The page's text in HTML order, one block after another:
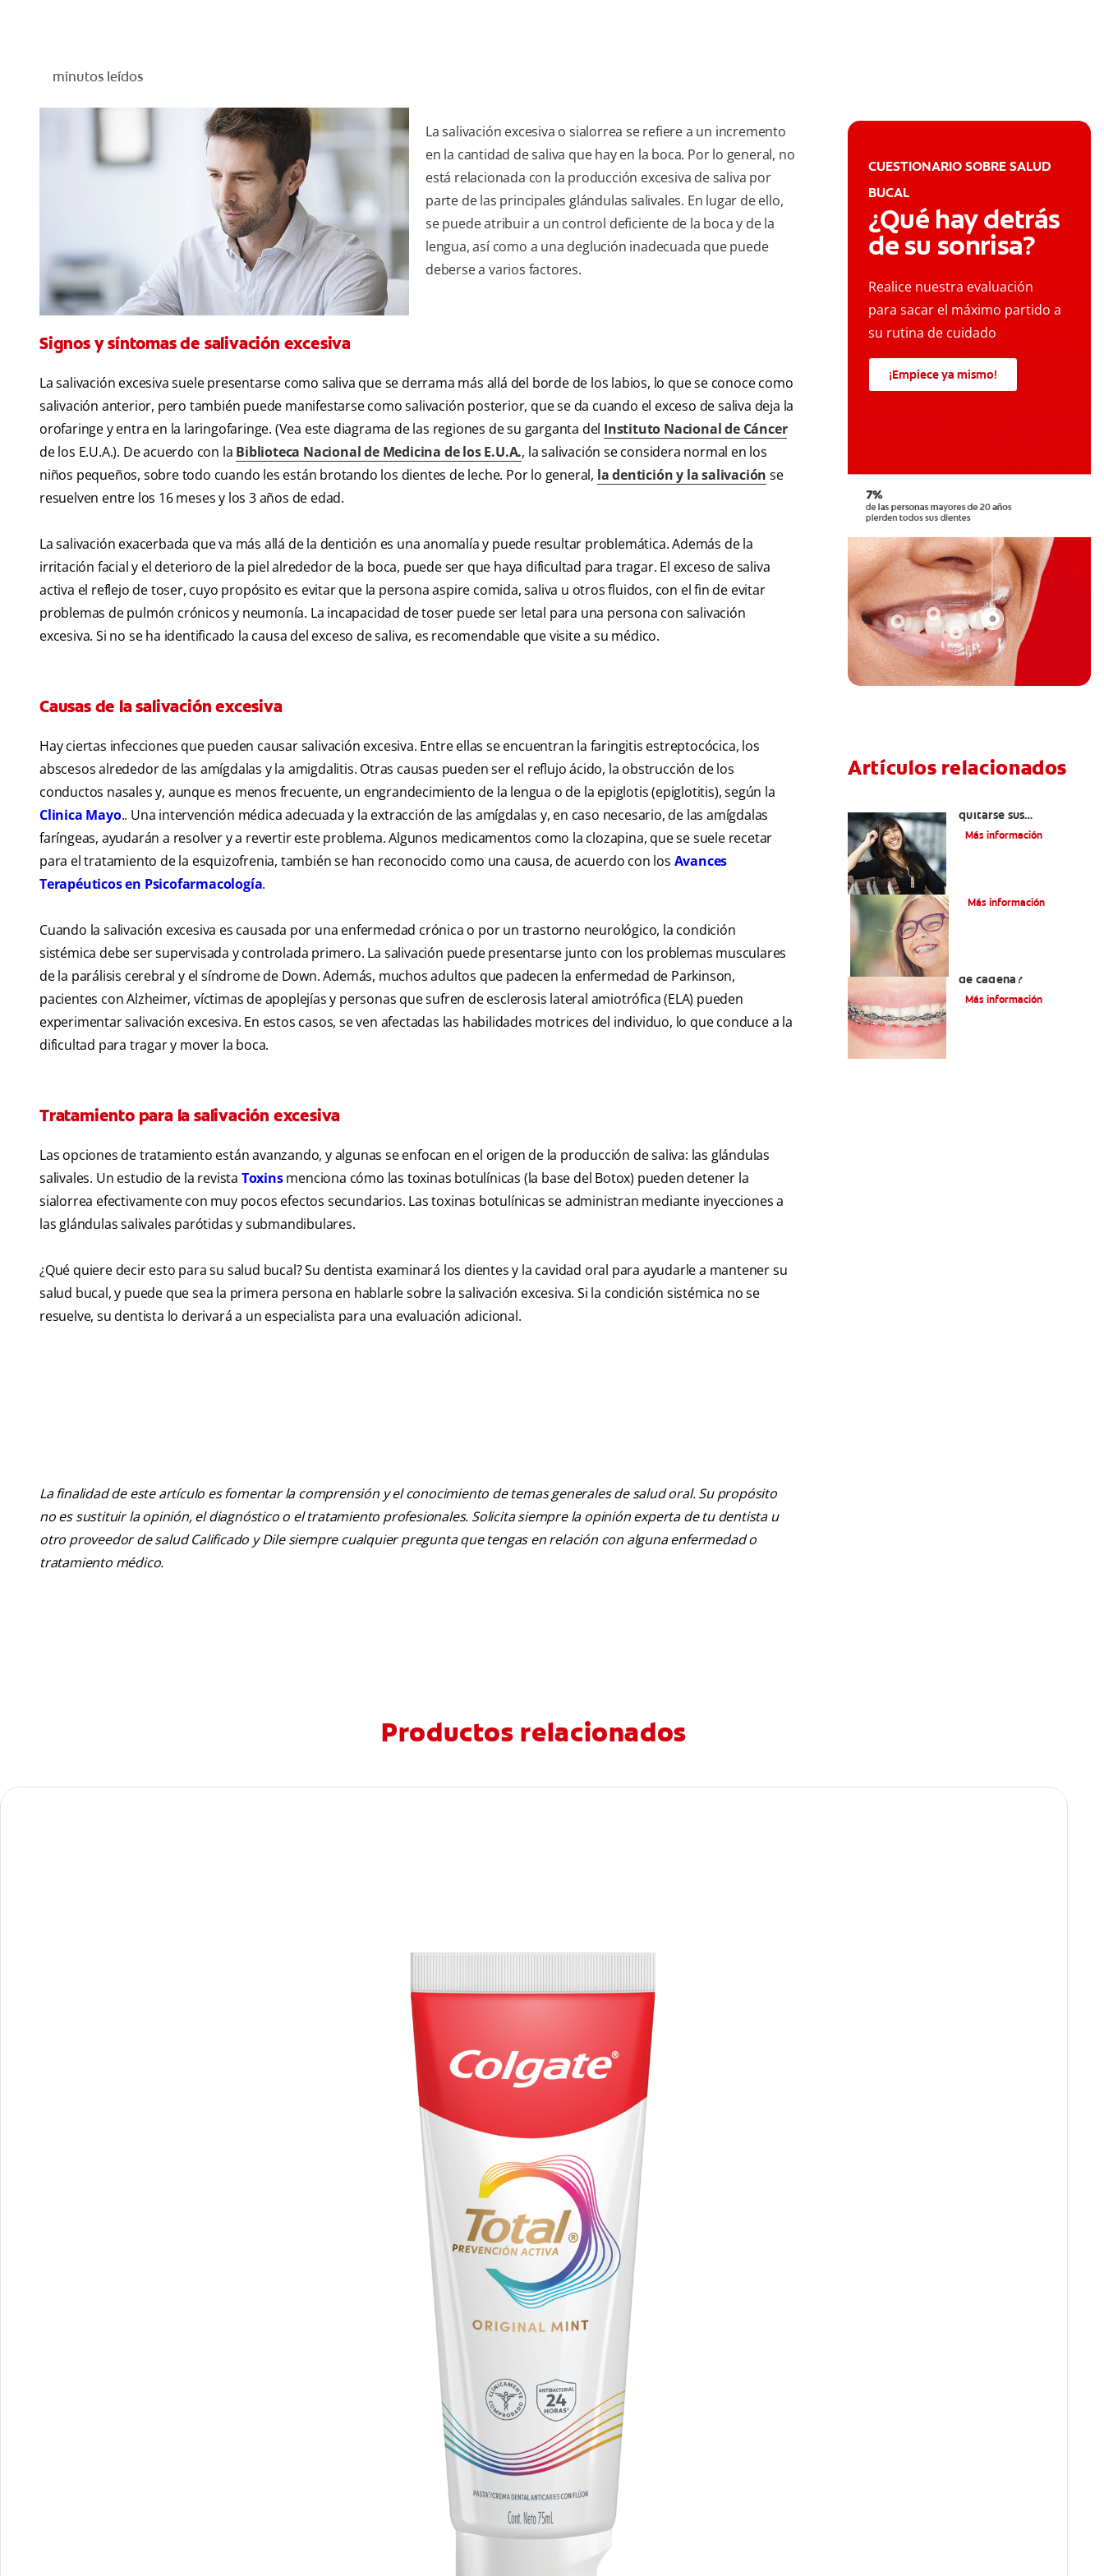
minutos leídos
La salivación excesiva o sialorrea se refiere a un incremento
en la cantidad de saliva que hay en la boca. Por lo general, no
está relacionada con la producción excesiva de saliva por
parte de las principales glándulas salivales. En lugar de ello,
se puede atribuir a un control deficiente de la boca y de la
lengua, así como a una deglución inadecuada que puede
deberse a varios factores.
Signos y síntomas de salivación excesiva
La salivación excesiva suele presentarse como saliva que se derrama más allá del borde de los labios, lo que se conoce como
salivación anterior, pero también puede manifestarse como salivación posterior, que se da cuando el exceso de saliva deja la
orofaringe y entra en la laringofaringe. (Vea este diagrama de las regiones de su garganta del Instituto Nacional de Cáncer
de los E.U.A.). De acuerdo con la Biblioteca Nacional de Medicina de los E.U.A., la salivación se considera normal en los
niños pequeños, sobre todo cuando les están brotando los dientes de leche. Por lo general, la dentición y la salivación se
resuelven entre los 16 meses y los 3 años de edad.
La salivación exacerbada que va más allá de la dentición es una anomalía y puede resultar problemática. Además de la
irritación facial y el deterioro de la piel alrededor de la boca, puede ser que haya dificultad para tragar. El exceso de saliva
activa el reflejo de toser, cuyo propósito es evitar que la persona aspire comida, saliva u otros fluidos, con el fin de evitar
problemas de pulmón crónicos y neumonía. La incapacidad de toser puede ser letal para una persona con salivación
excesiva. Si no se ha identificado la causa del exceso de saliva, es recomendable que visite a su médico.
Causas de la salivación excesiva
Hay ciertas infecciones que pueden causar salivación excesiva. Entre ellas se encuentran la faringitis estreptocócica, los
abscesos alrededor de las amígdalas y la amigdalitis. Otras causas pueden ser el reflujo ácido, la obstrucción de los
conductos nasales y, aunque es menos frecuente, un engrandecimiento de la lengua o de la epiglotis (epiglotitis), según la
Clinica Mayo.. Una intervención médica adecuada y la extracción de las amígdalas y, en caso necesario, de las amígdalas
faríngeas, ayudarán a resolver y a revertir este problema. Algunos medicamentos como la clozapina, que se suele recetar
para el tratamiento de la esquizofrenia, también se han reconocido como una causa, de acuerdo con los Avances
Terapéuticos en Psicofarmacología.
Cuando la salivación excesiva es causada por una enfermedad crónica o por un trastorno neurológico, la condición
sistémica debe ser supervisada y controlada primero. La salivación puede presentarse junto con los problemas musculares
de la parálisis cerebral y el síndrome de Down. Además, muchos adultos que padecen la enfermedad de Parkinson,
pacientes con Alzheimer, víctimas de apoplejías y personas que sufren de esclerosis lateral amiotrófica (ELA) pueden
experimentar salivación excesiva. En estos casos, se ven afectadas las habilidades motrices del individuo, lo que conduce a la
dificultad para tragar y mover la boca.
Tratamiento para la salivación excesiva
Las opciones de tratamiento están avanzando, y algunas se enfocan en el origen de la producción de saliva: las glándulas
salivales. Un estudio de la revista Toxinsmenciona cómo las toxinas botulínicas (la base del Botox) pueden detener la
sialorrea efectivamente con muy pocos efectos secundarios. Las toxinas botulínicas se administran mediante inyecciones a
las glándulas salivales parótidas y submandibulares.
¿Qué quiere decir esto para su salud bucal? Su dentista examinará los dientes y la cavidad oral para ayudarle a mantener su
salud bucal, y puede que sea la primera persona en hablarle sobre la salivación excesiva. Si la condición sistémica no se
resuelve, su dentista lo derivará a un especialista para una evaluación adicional.
La finalidad de este artículo es fomentar la comprensión y el conocimiento de temas generales de salud oral. Su propósito
no es sustituir la opinión, el diagnóstico o el tratamiento profesionales. Solicita siempre la opinión experta de tu dentista u
otro proveedor de salud Calificado y Dile siempre cualquier pregunta que tengas en relación con alguna enfermedad o
tratamiento médico.
CUESTIONARIO SOBRE SALUD
BUCAL
¿Qué hay detrás
de su sonrisa?
Realice nuestra evaluación
para sacar el máximo partido a
su rutina de cuidado
¡Empiece ya mismo!
Artículos relacionados
quitarse sus
retenedores fijos
Más información
Más información
de cadena?
Más información
Productos relacionados